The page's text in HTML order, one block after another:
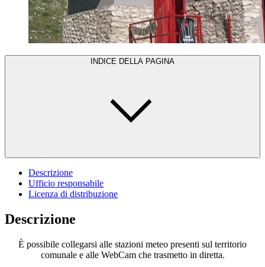
INDICE DELLA PAGINA
Descrizione
Ufficio responsabile
Licenza di distribuzione
Descrizione
È possibile collegarsi alle stazioni meteo presenti sul territorio
comunale e alle WebCam che trasmetto in diretta.